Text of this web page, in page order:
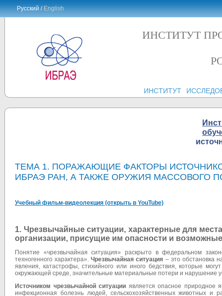
Русский /English
ИНСТИТУТ
ИНСТИТУТ
ТЕМА 1. ПОРАЖАЮЩИЕ ФАКТОРЫ
ИБРАЭ РАН, А ТАКЖЕ ОРУЖИЯ МАССОВОГО
Учебный фильм-видеолекция (открыть в YouTube)
1. Чрезвычайные ситуации, характерные для
организации, присущие им опасности и
Понятие «чрезвычайная ситуация» раскрыто в федеральном
техногенного характера».Чрезвычайная ситуация – это обстановка
явления, катастрофы, стихийного или иного бедствия, которые
окружающей среде, значительные материальные потери и нарушение
Источником чрезвычайной ситуации является опасное природное
инфекционная болезнь людей, сельскохозяйственных животных и